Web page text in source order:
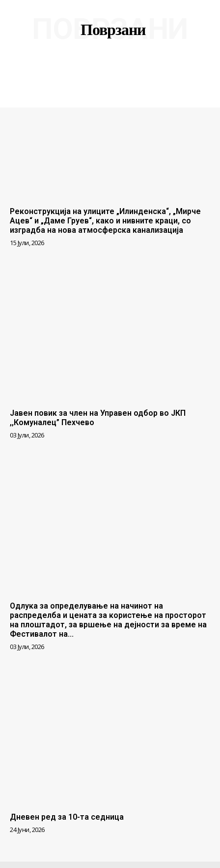
Поврзани
ПОВРЗАНИ
Реконструкција на улиците „Илинденска“, „Мирче
Ацев“ и „Даме Груев“, како и нивните краци, со
изградба на нова атмосферска канализација
15 Јули, 2026
Јавен повик за член на Управен одбор во ЈКП
,,Комуналец” Пехчево
03 Јули, 2026
Одлука за определување на начинот на
распределба и цената за користење на просторот
на плоштадот, за вршење на дејности за време на
Фестивалот на...
03 Јули, 2026
Дневен ред за 10-та седница
24 Јуни, 2026